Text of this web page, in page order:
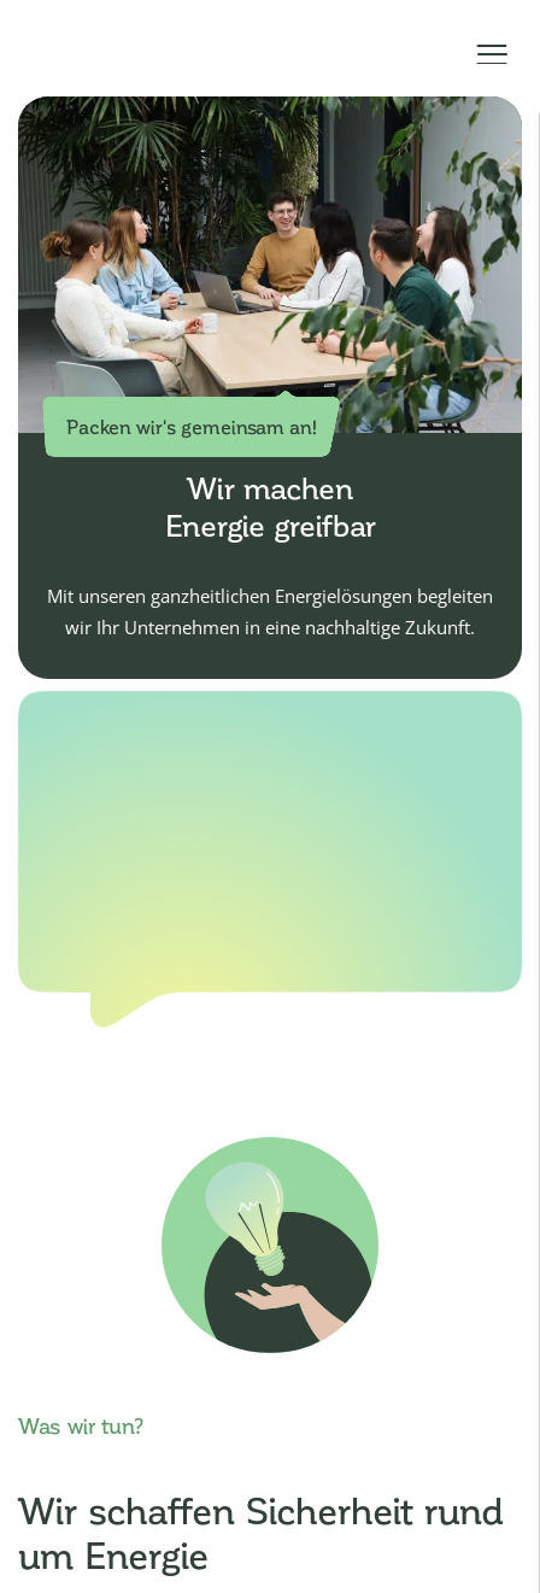
Packen wir's gemeinsam an!
Wir machen
Energie greifbar
Mit unseren ganzheitlichen Energielösungen begleiten
wir Ihr Unternehmen in eine nachhaltige Zukunft.
Was wir tun?
Wir schaffen Sicherheit rund
um Energie